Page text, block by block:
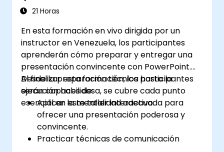
participantes para dominar la integración
selectivamente ciertos números y contar
historias financieras con confianza que
obtengan la aprobación de los interesados.
21 Horas
En esta formación en vivo dirigida por un
instructor en Venezuela, los participantes
aprenderán cómo preparar y entregar una
presentación convincente con PowerPoint.
Desde la preparación técnica hasta la
ejecución habilidosa, se cubre cada punto
esencial en este taller interactivo.
Al finalizar esta formación, los participantes
serán capaces de:
Aplicar la mentalidad adecuada para
ofrecer una presentación poderosa y
convincente.
Practicar técnicas de comunicación